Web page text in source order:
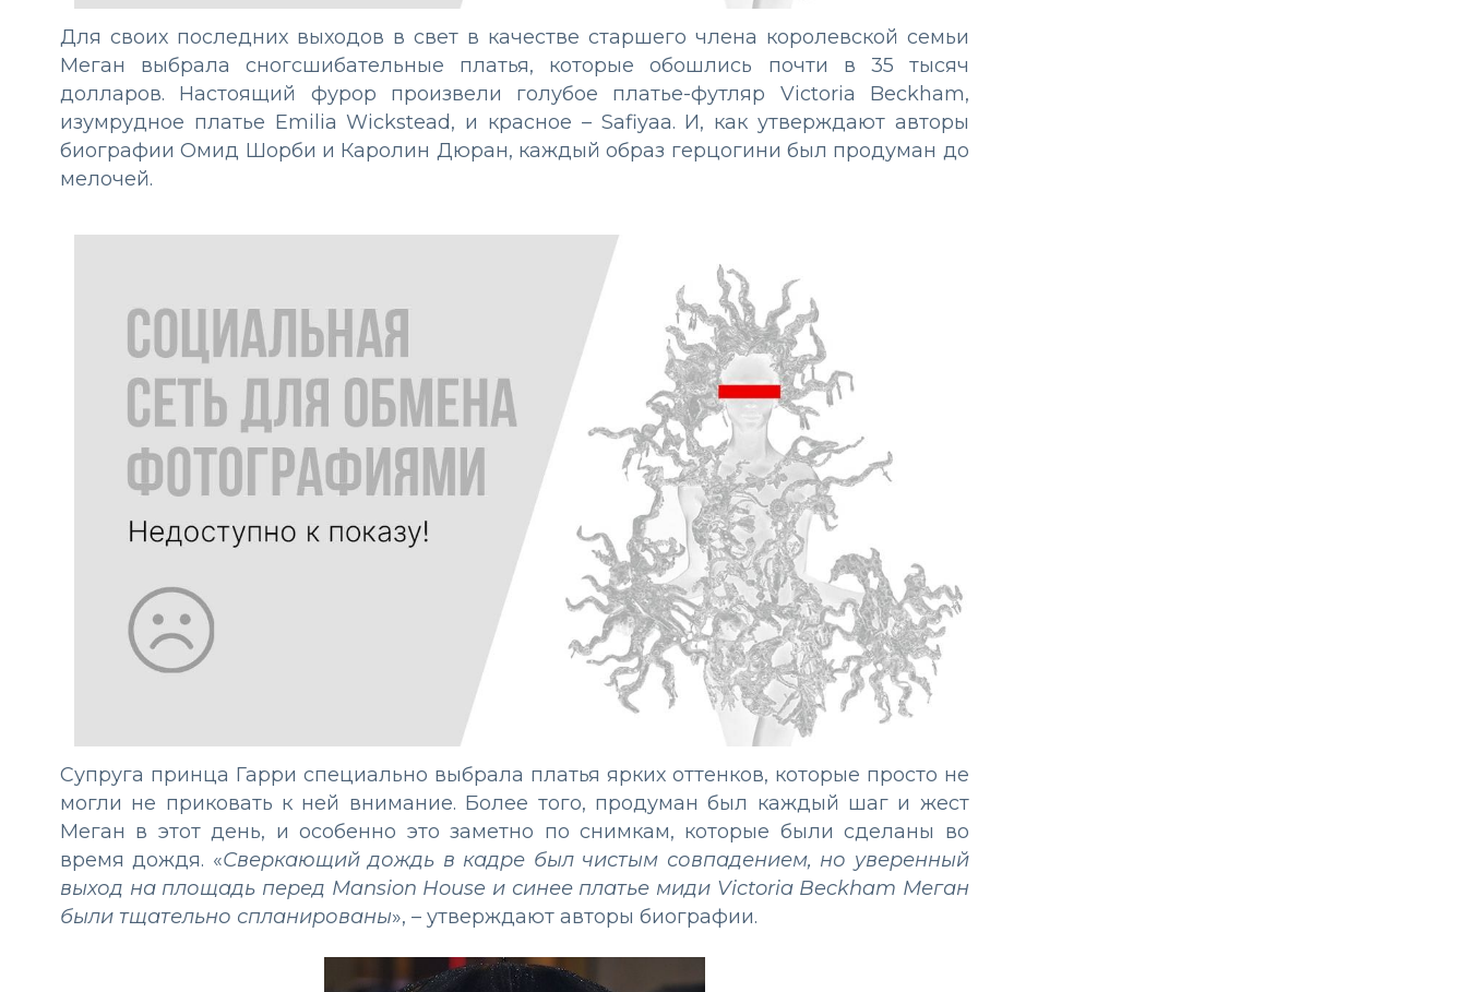
Для своих последних выходов в свет в качестве старшего члена королевской семьи
Меган выбрала сногсшибательные платья, которые обошлись почти в 35 тысяч
долларов. Настоящий фурор произвели голубое платье-футляр Victoria Beckham,
изумрудное платье Emilia Wickstead, и красное – Safiyaa. И, как утверждают авторы
биографии Омид Шорби и Каролин Дюран, каждый образ герцогини был продуман до
мелочей.
Супруга принца Гарри специально выбрала платья ярких оттенков, которые просто не
могли не приковать к ней внимание. Более того, продуман был каждый шаг и жест
Меган в этот день, и особенно это заметно по снимкам, которые были сделаны во
время дождя. «Сверкающий дождь в кадре был чистым совпадением, но уверенный
выход на площадь перед Mansion House и синее платье миди Victoria Beckham Меган
были тщательно спланированы», – утверждают авторы биографии.